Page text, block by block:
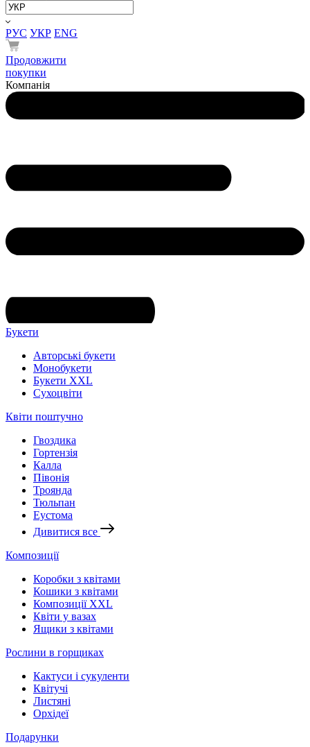
РУС УКР ENG
Продовжити
покупки
Компанія
Букети
Авторські букети
Монобукети
Букети XXL
Cухоцвіти
Квіти поштучно
Гвоздика
Гортензія
Калла
Півонія
Троянда
Тюльпан
Еустома
Дивитися все
Композиції
Коробки з квітами
Кошики з квітами
Композиції XXL
Квіти у вазах
Ящики з квітами
Рослини в горщиках
Кактуси і сукуленти
Квітучі
Листяні
Орхідеї
Подарунки